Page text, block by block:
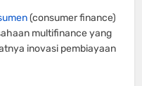
(consumer finance)
multifinance yang
inovasi pembiayaan